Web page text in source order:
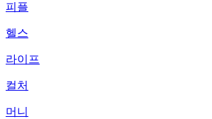
피플
헬스
라이프
컬처
머니